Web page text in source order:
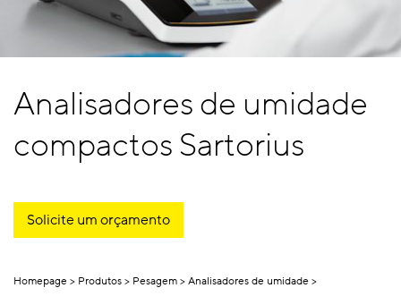
Analisadores de umidade
compactos Sartorius
Solicite um orçamento
Homepage Produtos Pesagem Analisadores de umidade